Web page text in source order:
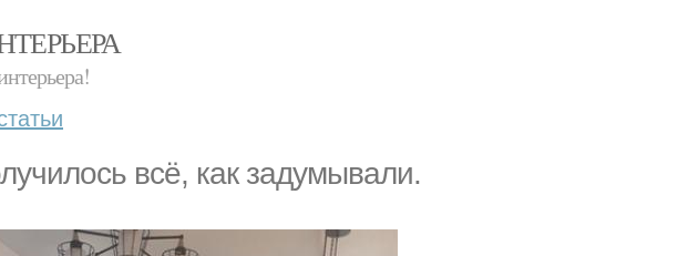
всё, как задумывали.